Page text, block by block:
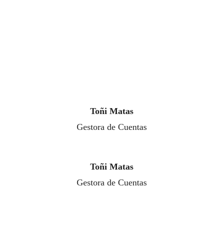
Toñi Matas
Gestora de Cuentas
Toñi Matas
Gestora de Cuentas